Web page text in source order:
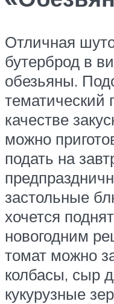
Отличная
бутерброд в
обезьяны.
тематический
качестве
можно
подать на
застольные
хочется
новогодним
томат можно
колбасы, сыр
кукурузные